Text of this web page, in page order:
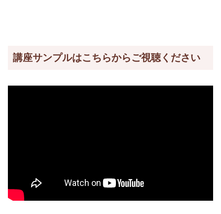
講座サンプルはこちらからご視聴ください